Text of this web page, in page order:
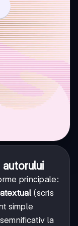
principale:
(scris
simple
la